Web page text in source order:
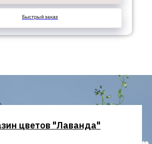
Быстрый заказ
цветов "Лаванда"